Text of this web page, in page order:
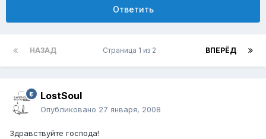
Ответить
НАЗАД ВПЕРЁД
Страница 1 из 2
LostSoul
Опубликовано 27 января, 2008
Здравствуйте господа!